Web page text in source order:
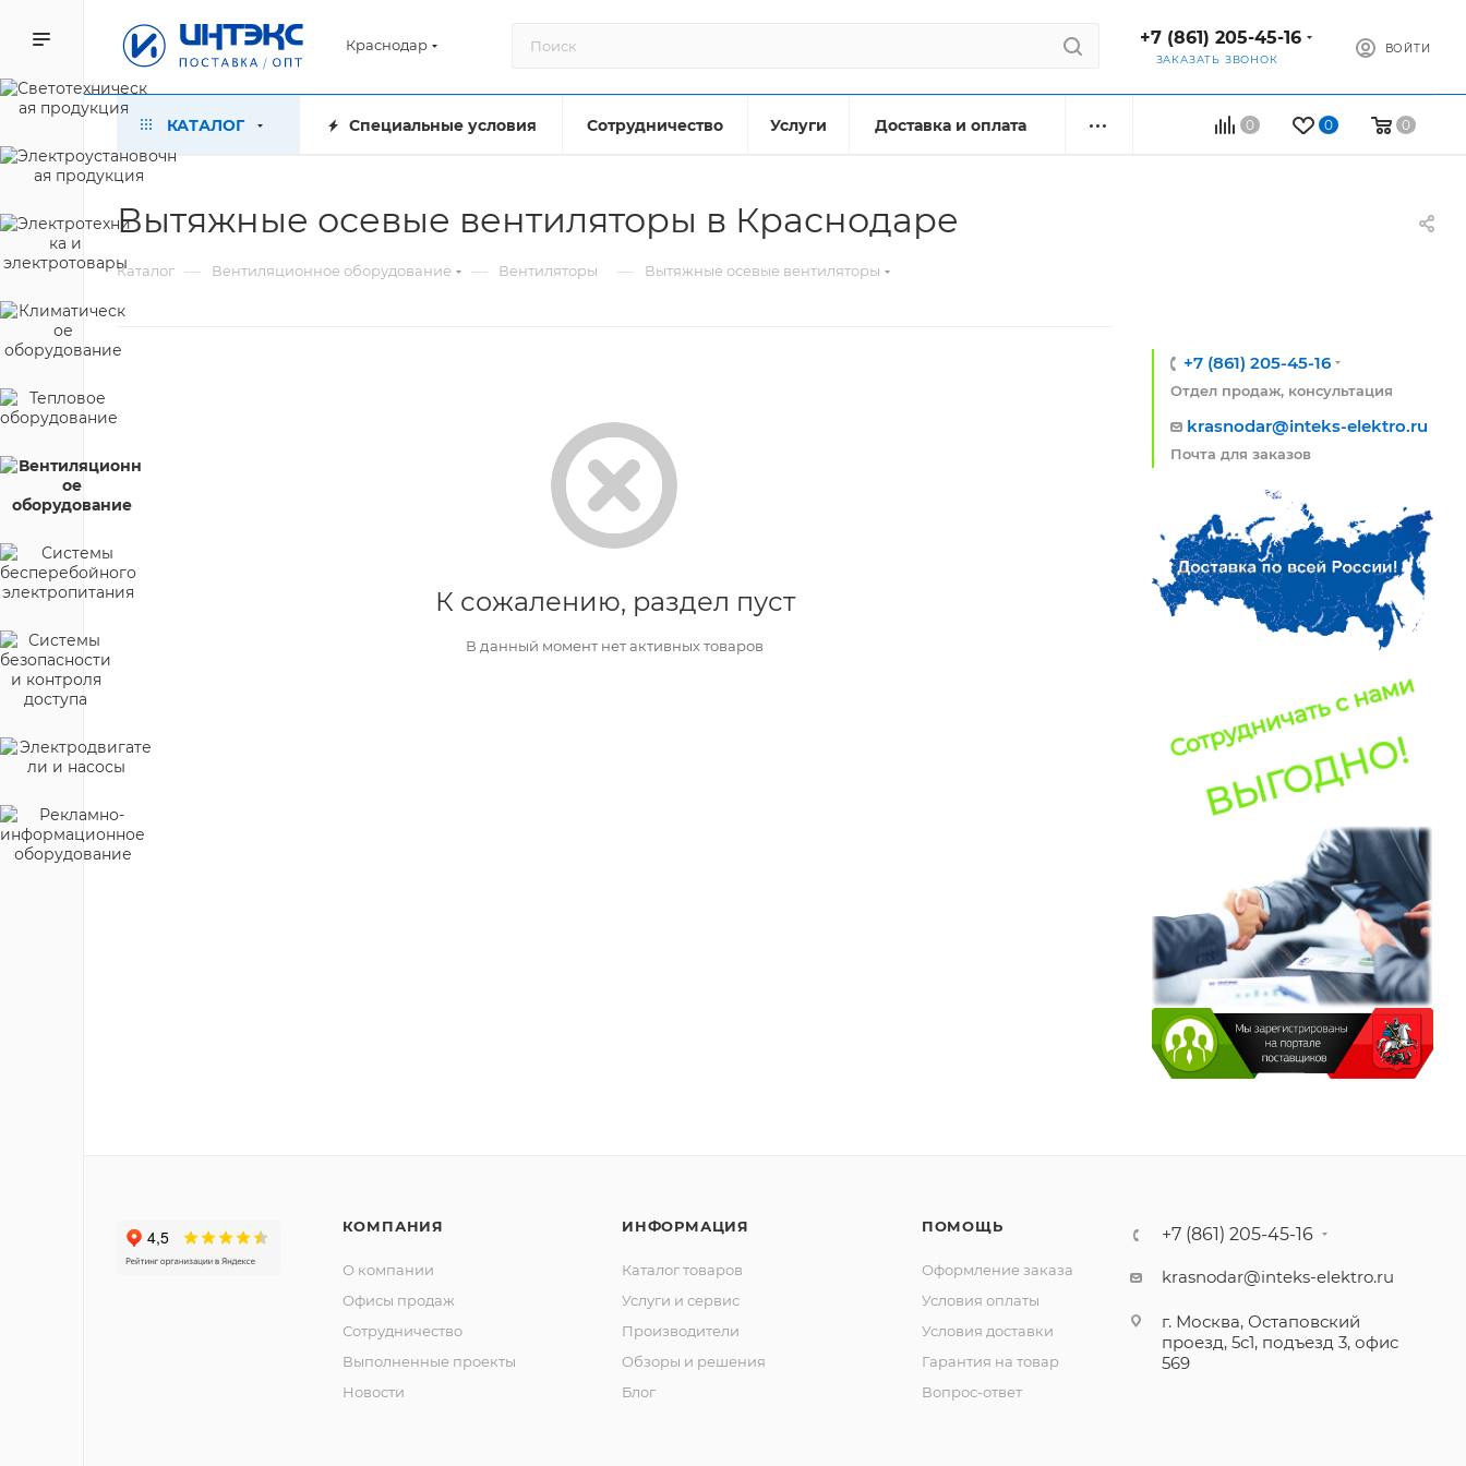
Краснодар +7 (861) 205-45-16
ЗАКАЗАТЬ ЗВОНОК
ВОЙТИ
0 0 0
КАТАЛОГ Специальные условия Сотрудничество Услуги Доставка и оплата
Вытяжные осевые вентиляторы в Краснодаре
Каталог — Вентиляционное оборудование — Вентиляторы — Вытяжные осевые вентиляторы
К сожалению, раздел пуст
В данный момент нет активных товаров
+7 (861) 205-45-16
Отдел продаж, консультация
krasnodar@inteks-elektro.ru
Почта для заказов
КОМПАНИЯ
О компании
Офисы продаж
Сотрудничество
Выполненные проекты
Новости
ИНФОРМАЦИЯ
Каталог товаров
Услуги и сервис
Производители
Обзоры и решения
Блог
ПОМОЩЬ
Оформление заказа
Условия оплаты
Условия доставки
Гарантия на товар
Вопрос-ответ
+7 (861) 205-45-16
krasnodar@inteks-elektro.ru
г. Москва, Остаповский
проезд, 5с1, подъезд 3, офис
569